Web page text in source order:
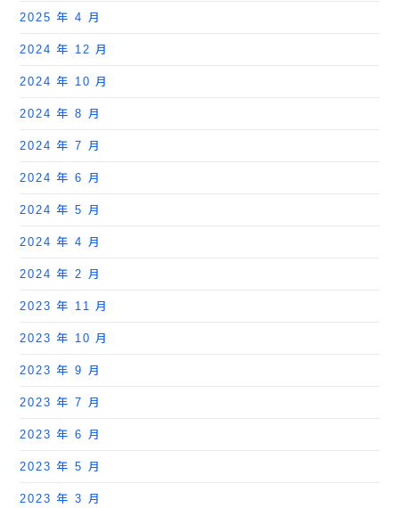
2025 年 4 月
2024 年 12 月
2024 年 10 月
2024 年 8 月
2024 年 7 月
2024 年 6 月
2024 年 5 月
2024 年 4 月
2024 年 2 月
2023 年 11 月
2023 年 10 月
2023 年 9 月
2023 年 7 月
2023 年 6 月
2023 年 5 月
2023 年 3 月